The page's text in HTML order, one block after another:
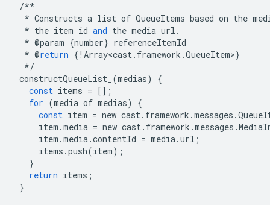
/**
* Constructs a list of QueueItems based on the
* the item id and the media url .
* @param {number} referenceItemId
* @return { ! Array<cast. framework .QueueItem>}
*/
constructQueueList_ (medias)
{
const items = [];
for (media of medias)
{
const item = new cast. framework .messages .
item .media = new cast. framework .messages .
item .media.contentId = media.url ;
items .push(item);
}
return items ;
}